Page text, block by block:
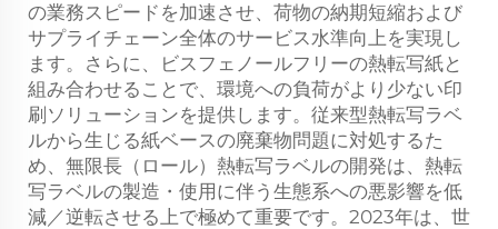
の業務スピードを加速させ、荷物の納期短縮および
サプライチェーン全体のサービス水準向上を実現し
ます。さらに、ビスフェノールフリーの熱転写紙と
組み合わせることで、環境への負荷がより少ない印
刷ソリューションを提供します。従来型熱転写ラベ
ルから生じる紙ベースの廃棄物問題に対処するた
め、無限長（ロール）熱転写ラベルの開発は、熱転
写ラベルの製造・使用に伴う生態系への悪影響を低
減／逆転させる上で極めて重要です。2023年は、世